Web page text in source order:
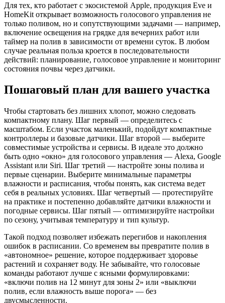
Для тех, кто работает с экосистемой Apple, продукция Eve и
HomeKit открывает возможность голосового управления не
только поливом, но и сопутствующими задачами — например,
включение освещения на грядке для вечерних работ или
таймер на полив в зависимости от времени суток. В любом
случае реальная польза кроется в последовательности
действий: планирование, голосовое управление и мониторинг
состояния почвы через датчики.
Пошаговый план для вашего участка
Чтобы стартовать без лишних хлопот, можно следовать
компактному плану. Шаг первый — определитесь с
масштабом. Если участок маленький, подойдут компактные
контроллеры и базовые датчики. Шаг второй — выберите
совместимые устройства и сервисы. В идеале это должно
быть одно «окно» для голосового управления — Alexa, Google
Assistant или Siri. Шаг третий — настройте зоны полива и
первые сценарии. Выберите минимальные параметры
влажности и расписания, чтобы понять, как система ведет
себя в реальных условиях. Шаг четвертый — протестируйте
на практике и постепенно добавляйте датчики влажности и
погодные сервисы. Шаг пятый — оптимизируйте настройки
по сезону, учитывая температуру и тип культур.
Такой подход позволяет избежать перегибов и накопления
ошибок в расписании. Со временем вы превратите полив в
«автономное» решение, которое поддерживает здоровье
растений и сохраняет воду. Не забывайте, что голосовые
команды работают лучше с ясными формулировками:
«включи полив на 12 минут для зоны 2» или «выключи
полив, если влажность выше порога» — без
двусмысленности.